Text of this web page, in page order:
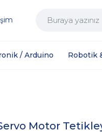
/ Arduino Robotik
Motor